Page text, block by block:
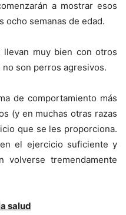
a mostrar esos
ocho semanas de edad.
muy bien con otros
son perros agresivos.
de comportamiento más
(y en muchas otras razas
que se les proporciona.
el ejercicio suficiente y
volverse tremendamente
salud